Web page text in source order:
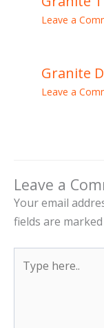
Leave a
Granite
Leave a
Leave a
Your email
fields are marked
here..